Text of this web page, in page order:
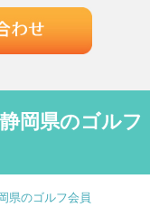
岡県のゴルフ
県のゴルフ会員